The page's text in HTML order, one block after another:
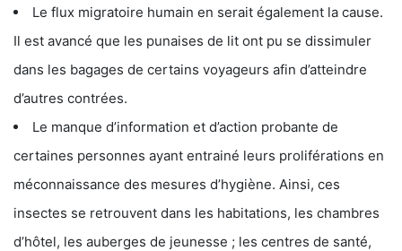
Le flux migratoire humain en serait également la cause.
Il est avancé que les punaises de lit ont pu se dissimuler
dans les bagages de certains voyageurs afin d’atteindre
d’autres contrées.
Le manque d’information et d’action probante de
certaines personnes ayant entrainé leurs proliférations en
méconnaissance des mesures d’hygiène. Ainsi, ces
insectes se retrouvent dans les habitations, les chambres
d’hôtel, les auberges de jeunesse ; les centres de santé,